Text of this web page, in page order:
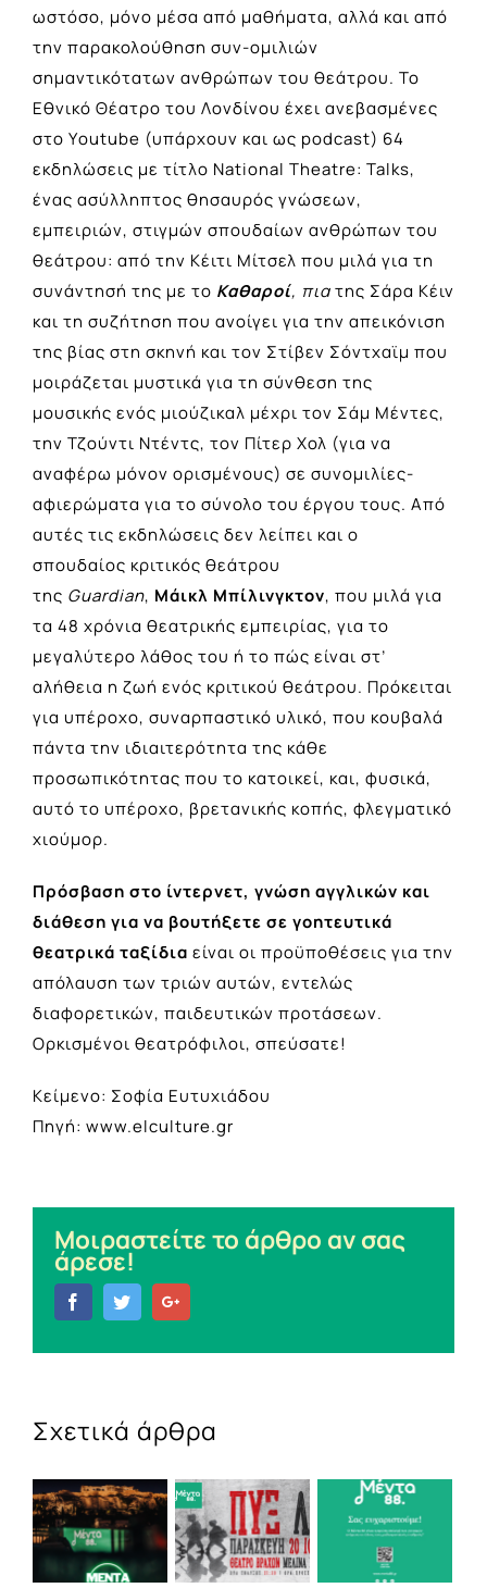
ωστόσο, μόνο μέσα από μαθήματα, αλλά και από
την παρακολούθηση συν-ομιλιών
σημαντικότατων ανθρώπων του θεάτρου. Το
Εθνικό Θέατρο του Λονδίνου έχει ανεβασμένες
στο Υoutube (υπάρχουν και ως podcast) 64
εκδηλώσεις με τίτλο National Theatre: Talks,
ένας ασύλληπτος θησαυρός γνώσεων,
εμπειριών, στιγμών σπουδαίων ανθρώπων του
θεάτρου: από την Κέιτι Μίτσελ που μιλά για τη
συνάντησή της με το Καθαροί, πιατης Σάρα Κέιν
και τη συζήτηση που ανοίγει για την απεικόνιση
της βίας στη σκηνή και τον Στίβεν Σόντχαϊμ που
μοιράζεται μυστικά για τη σύνθεση της
μουσικής ενός μιούζικαλ μέχρι τον Σάμ Μέντες,
την Τζούντι Ντέντς, τον Πίτερ Χολ (για να
αναφέρω μόνον ορισμένους) σε συνομιλίες-
αφιερώματα για το σύνολο του έργου τους. Από
αυτές τις εκδηλώσεις δεν λείπει και ο
σπουδαίος κριτικός θεάτρου
της Guardian, Μάικλ Μπίλινγκτον, που μιλά για
τα 48 χρόνια θεατρικής εμπειρίας, για το
μεγαλύτερο λάθος του ή το πώς είναι στ’
αλήθεια η ζωή ενός κριτικού θεάτρου. Πρόκειται
για υπέροχο, συναρπαστικό υλικό, που κουβαλά
πάντα την ιδιαιτερότητα της κάθε
προσωπικότητας που το κατοικεί, και, φυσικά,
αυτό το υπέροχο, βρετανικής κοπής, φλεγματικό
χιούμορ.
Πρόσβαση στο ίντερνετ, γνώση αγγλικών και
διάθεση για να βουτήξετε σε γοητευτικά
θεατρικά ταξίδια είναι οι προϋποθέσεις για την
απόλαυση των τριών αυτών, εντελώς
διαφορετικών, παιδευτικών προτάσεων.
Ορκισμένοι θεατρόφιλοι, σπεύσατε!
Κείμενο: Σοφία Ευτυχιάδου
Πηγή: www.elculture.gr
Μοιραστείτε το άρθρο αν σας
άρεσε!
FacebookTwitter
Σχετικά άρθρα